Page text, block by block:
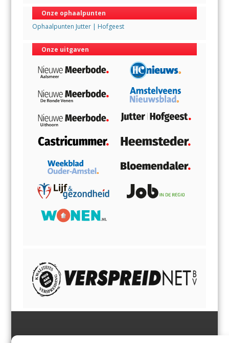
Onze ophaalpunten
Ophaalpunten Jutter | Hofgeest
Onze uitgaven